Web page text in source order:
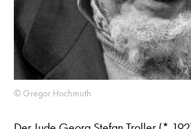
© Gregor Hochmuth